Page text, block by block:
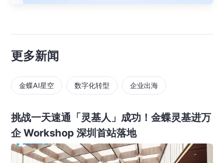
更多新闻
金蝶AI星空 数字化转型 企业出海
挑战一天速通「灵基人」成功！金蝶灵基进万
企 Workshop 深圳首站落地